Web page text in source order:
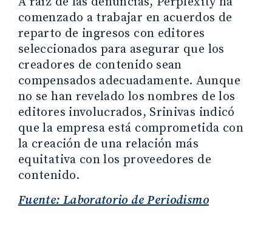
comenzado a trabajar en acuerdos de
reparto de ingresos con editores
seleccionados para asegurar que los
creadores de contenido sean
compensados adecuadamente. Aunque
no se han revelado los nombres de los
editores involucrados, Srinivas indicó
que la empresa está comprometida con
la creación de una relación más
equitativa con los proveedores de
contenido.
Fuente: Laboratorio de Periodismo